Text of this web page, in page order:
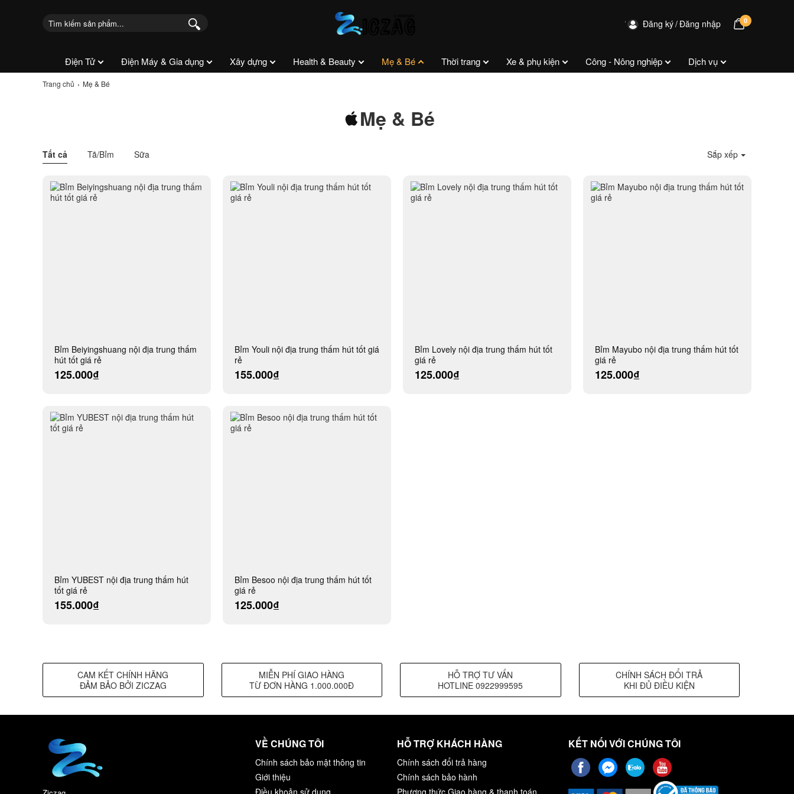
Đăng ký Đăng nhập 0
Điện Tử Điện Máy & Gia dụng Xây dựng Health & Beauty Mẹ & Bé Thời trang Xe & phụ kiện Công - Nông nghiệp Dịch vụ
Trang chủ Mẹ & Bé
Mẹ & Bé
Tất cả Tã/Bỉm Sữa Sắp xếp
Bỉm Beiyingshuang nội địa trung thấm
hút tốt giá rẻ
125.000₫
Bỉm Youli nội địa trung thấm hút tốt giá
rẻ
155.000₫
Bỉm Lovely nội địa trung thấm hút tốt
giá rẻ
125.000₫
Bỉm Mayubo nội địa trung thấm hút tốt
giá rẻ
125.000₫
Bỉm YUBEST nội địa trung thấm hút
tốt giá rẻ
155.000₫
Bỉm Besoo nội địa trung thấm hút tốt
giá rẻ
125.000₫
CAM KẾT CHÍNH HÃNG
ĐẢM BẢO BỞI ZICZAG
MIỄN PHÍ GIAO HÀNG
TỪ ĐƠN HÀNG 1.000.000Đ
HỖ TRỢ TƯ VẤN
HOTLINE 0922999595
CHÍNH SÁCH ĐỔI TRẢ
KHI ĐỦ ĐIỀU KIỆN
VỀ CHÚNG TÔI
Chính sách bảo mật thông tin
Giới thiệu
Điều khoản sử dụng
HỖ TRỢ KHÁCH HÀNG
Chính sách đổi trả hàng
Chính sách bảo hành
Phương thức Giao hàng & thanh toán
KẾT NỐI VỚI CHÚNG TÔI